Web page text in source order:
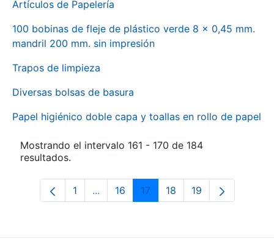
Artículos de Papelería
100 bobinas de fleje de plástico verde 8 x 0,45 mm.
mandril 200 mm. sin impresión
Trapos de limpieza
Diversas bolsas de basura
Papel higiénico doble capa y toallas en rollo de papel
Mostrando el intervalo 161 - 170 de 184
resultados.
Página
1 ...Páginas intermedias Use TAB para
Página
16 Página
17 Página
18 Página
19